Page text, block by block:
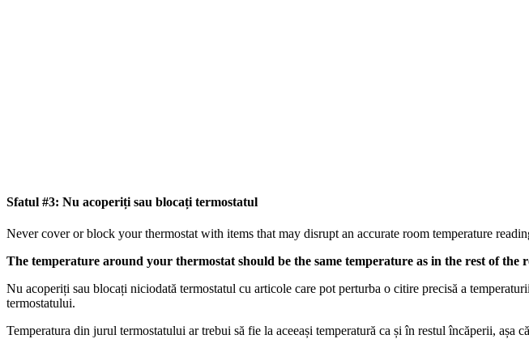
Sfatul #3: Nu acoperiți sau blocați termostatul
Never cover or block your thermostat with items that may disrupt an accurate room temperature
The temperature around your thermostat should be the same temperature as in the rest of the
Nu acoperiți sau blocați niciodată termostatul cu articole care pot perturba o citire precisă a
termostatului.
Temperatura din jurul termostatului ar trebui să fie la aceeași temperatură ca și în restul încăperii, așa